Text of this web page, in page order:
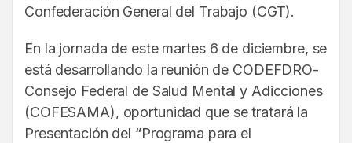
Confederación General del Trabajo (CGT).
En la jornada de este martes 6 de diciembre, se
está desarrollando la reunión de CODEFDRO-
Consejo Federal de Salud Mental y Adicciones
(COFESAMA), oportunidad que se tratará la
Presentación del “Programa para el